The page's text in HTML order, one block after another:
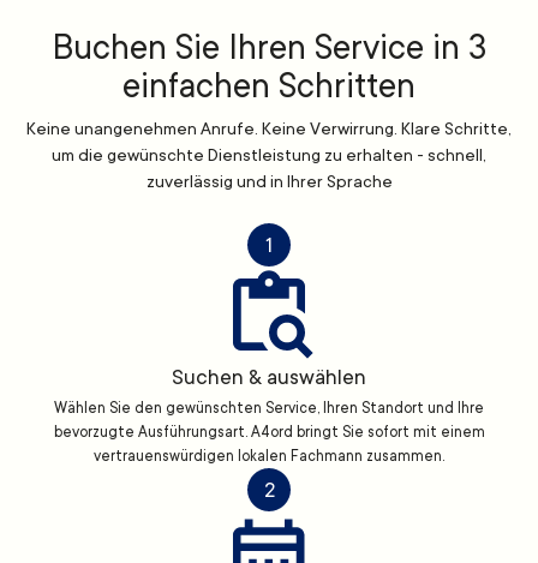
Buchen Sie Ihren Service in 3
einfachen Schritten
Keine unangenehmen Anrufe. Keine Verwirrung. Klare Schritte,
um die gewünschte Dienstleistung zu erhalten - schnell,
zuverlässig und in Ihrer Sprache
1
Suchen & auswählen
Wählen Sie den gewünschten Service, Ihren Standort und Ihre
bevorzugte Ausführungsart. A4ord bringt Sie sofort mit einem
vertrauenswürdigen lokalen Fachmann zusammen.
2